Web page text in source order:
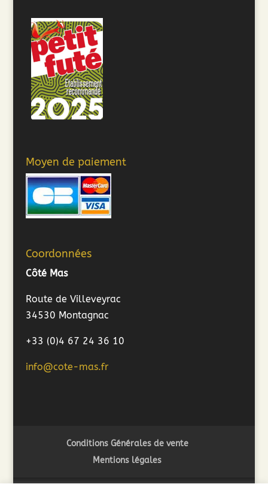
Moyen de paiement
Coordonnées
Côté Mas
Route de Villeveyrac
34530 Montagnac
+33 (0)4 67 24 36 10
info@cote-mas.fr
Conditions Générales de vente
Mentions légales